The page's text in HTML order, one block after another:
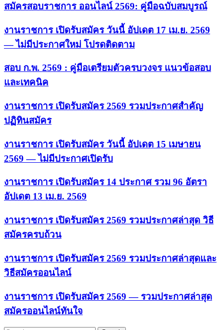
สมัครสอบราชการ ออนไลน์ 2569: คู่มือฉบับสมบูรณ์
งานราชการ เปิดรับสมัคร วันนี้ อัปเดต 17 เม.ย. 2569
— ไม่มีประกาศใหม่ โปรดติดตาม
สอบ ก.พ. 2569 : คู่มือเตรียมตัวครบวงจร แนวข้อสอบ
และเทคนิค
งานราชการ เปิดรับสมัคร 2569 รวมประกาศสำคัญ
ปฏิทินสมัคร
งานราชการ เปิดรับสมัคร วันนี้ อัปเดต 15 เมษายน
2569 — ไม่มีประกาศเปิดรับ
งานราชการ เปิดรับสมัคร 14 ประกาศ รวม 96 อัตรา
อัปเดต 13 เม.ย. 2569
งานราชการ เปิดรับสมัคร 2569 รวมประกาศล่าสุด วิธี
สมัครครบถ้วน
งานราชการ เปิดรับสมัคร 2569 รวมประกาศล่าสุดและ
วิธีสมัครออนไลน์
งานราชการ เปิดรับสมัคร 2569 — รวมประกาศล่าสุด
สมัครออนไลน์ทันใจ